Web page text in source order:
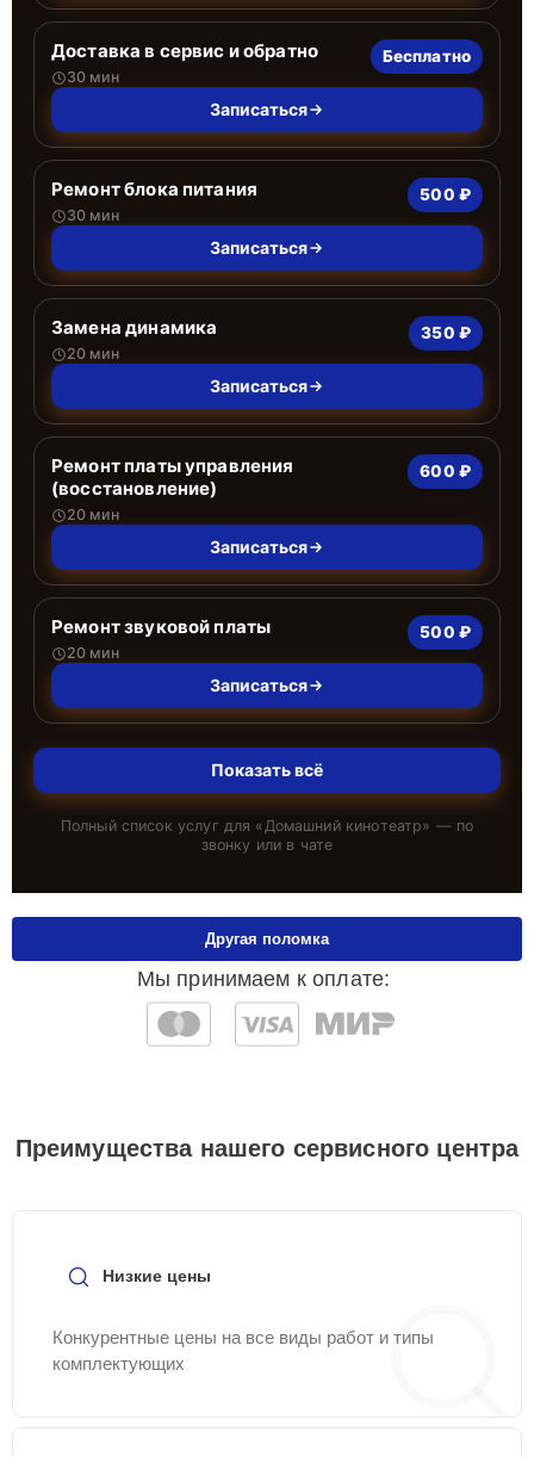
Доставка в сервис и обратно
30 мин
Бесплатно
Записаться
Ремонт блока питания
30 мин
500 ₽
Записаться
Замена динамика
20 мин
350 ₽
Записаться
Ремонт платы управления
(восстановление)
20 мин
600 ₽
Записаться
Ремонт звуковой платы
20 мин
500 ₽
Записаться
Показать всё
Полный список услуг для «Домашний кинотеатр» — по
звонку или в чате
Мы принимаем к оплате:
Другая поломка
Преимущества нашего сервисного центра
Низкие цены
Конкурентные цены на все виды работ и типы
комплектующих